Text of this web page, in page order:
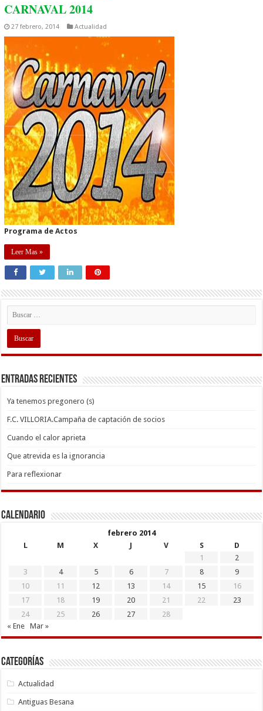
CARNAVAL 2014
27 febrero, 2014 Actualidad
Programa de Actos
Leer Mas »
Entradas recientes
Ya tenemos pregonero (s)
F.C. VILLORIA.Campaña de captación de socios
Cuando el calor aprieta
Que atrevida es la ignorancia
Para reflexionar
Calendario
febrero 2014
L
M X J V S
D
1
2
3
4 5 6 7 8
9
10
11 12 13 14 15
16
17
18 19 20 21 22
23
24
25 26 27
28
« Ene
Mar »
Categorías
Actualidad
Antiguas Besana